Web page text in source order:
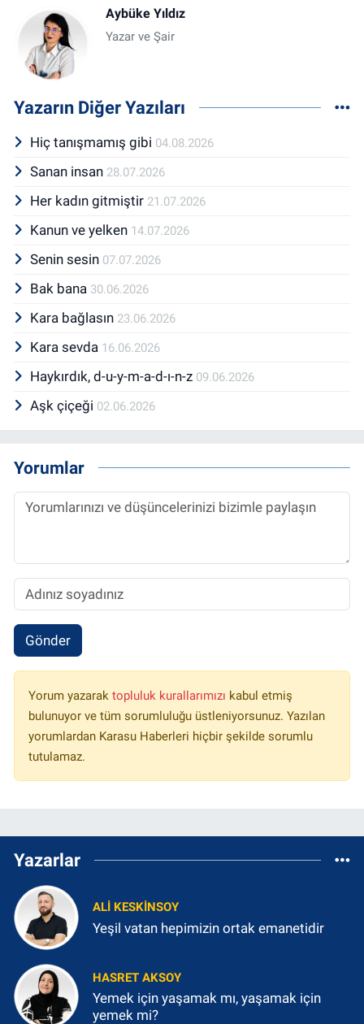
Aybüke Yıldız
Yazar ve Şair
Yazarın Diğer Yazıları
Hiç tanışmamış gibi 04.08.2026
Sanan insan 28.07.2026
Her kadın gitmiştir 21.07.2026
Kanun ve yelken 14.07.2026
Senin sesin 07.07.2026
Bak bana 30.06.2026
Kara bağlasın 23.06.2026
Kara sevda 16.06.2026
Haykırdık, d-u-y-m-a-d-ı-n-z 09.06.2026
Aşk çiçeği 02.06.2026
Yorumlar
Gönder
Yorum yazarak topluluk kurallarımızı kabul etmiş
bulunuyor ve tüm sorumluluğu üstleniyorsunuz. Yazılan
yorumlardan Karasu Haberleri hiçbir şekilde sorumlu
tutulamaz.
Yazarlar
ALI KESKINSOY
Yeşil vatan hepimizin ortak emanetidir
HASRET AKSOY
Yemek için yaşamak mı, yaşamak için
yemek mi?